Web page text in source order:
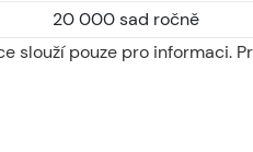
20 000 sad ročně
slouží pouze pro informaci.